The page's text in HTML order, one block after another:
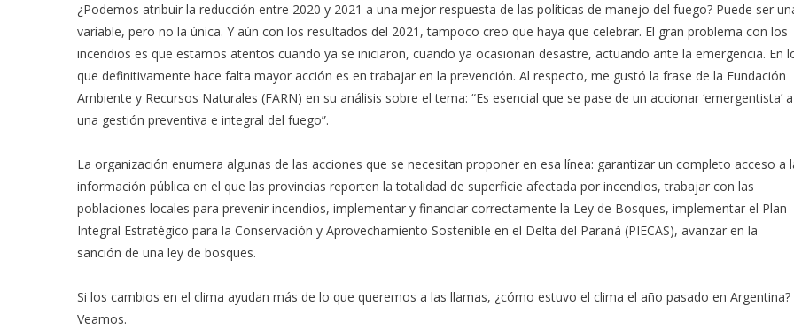
¿Podemos atribuir la reducción entre 2020 y 2021 a una mejor respuesta de las políticas de manejo del fuego? Puede ser
variable, pero no la única. Y aún con los resultados del 2021, tampoco creo que haya que celebrar. El gran problema con los
incendios es que estamos atentos cuando ya se iniciaron, cuando ya ocasionan desastre, actuando ante la emergencia. En
que definitivamente hace falta mayor acción es en trabajar en la prevención. Al respecto, me gustó la frase de la Fundación
Ambiente y Recursos Naturales (FARN) en su análisis sobre el tema: “Es esencial que se pase de un accionar ‘emergentista’ a
una gestión preventiva e integral del fuego”.
La organización enumera algunas de las acciones que se necesitan proponer en esa línea: garantizar un completo acceso a
información pública en el que las provincias reporten la totalidad de superficie afectada por incendios, trabajar con las
poblaciones locales para prevenir incendios, implementar y financiar correctamente la Ley de Bosques, implementar el Plan
Integral Estratégico para la Conservación y Aprovechamiento Sostenible en el Delta del Paraná (PIECAS), avanzar en la
sanción de una ley de bosques.
Si los cambios en el clima ayudan más de lo que queremos a las llamas, ¿cómo estuvo el clima el año pasado en Argentina?
Veamos.